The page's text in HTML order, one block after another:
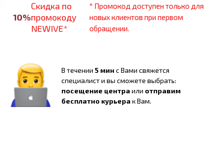
10%
Скидка по
промокоду
NEWIVE*
* Промокод доступен только для
новых клиентов при первом
обращении.
В течении 5 мин с Вами свяжется
специалист и вы сможете выбрать:
посещение центра или отправим
бесплатно курьера к Вам.